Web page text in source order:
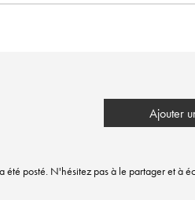
Ajouter
été posté. N'hésitez pas à le partager et à